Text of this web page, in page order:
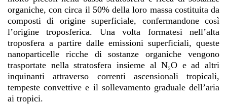
organiche, con circa il 50% della loro massa costituita da
composti di origine superficiale, confermandone così
l’origine troposferica. Una volta formatesi nell’alta
troposfera a partire dalle emissioni superficiali, queste
nanoparticelle ricche di sostanze organiche vengono
trasportate nella stratosfera insieme al N₂O e ad altri
inquinanti attraverso correnti ascensionali tropicali,
tempeste convettive e il sollevamento graduale dell’aria
ai tropici.